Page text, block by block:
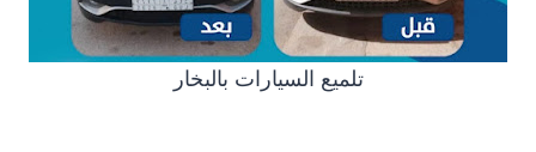
تلميع السيارات بالبخار